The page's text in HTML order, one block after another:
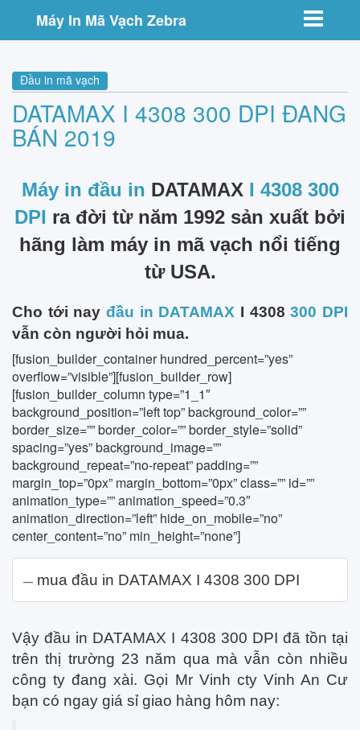
Toggle
Máy In Mã Vạch Zebra
Đầu in mã vạch
DATAMAX I 4308 300 DPI ĐANG
BÁN 2019
Máy in đầu in DATAMAX I 4308 300
DPI ra đời từ năm 1992 sản xuất bởi
hãng làm máy in mã vạch nổi tiếng
từ USA.
Cho tới nay đầu in DATAMAX I 4308300 DPI
vẫn còn người hỏi mua.
[fusion_builder_container hundred_percent=”yes”
overflow=”visible”][fusion_builder_row]
[fusion_builder_column type=”1_1″
background_position=”left top” background_color=””
border_size=”” border_color=”” border_style=”solid”
spacing=”yes” background_image=””
background_repeat=”no-repeat” padding=””
margin_top=”0px” margin_bottom=”0px” class=”” id=””
animation_type=”” animation_speed=”0.3″
animation_direction=”left” hide_on_mobile=”no”
center_content=”no” min_height=”none”]
mua đầu in DATAMAX I 4308 300 DPI
Vậy đầu in DATAMAX I 4308 300 DPI đã tồn tại
trên thị trường 23 năm qua mà vẫn còn nhiều
công ty đang xài. Gọi Mr Vinh cty Vinh An Cư
bạn có ngay giá sỉ giao hàng hôm nay: